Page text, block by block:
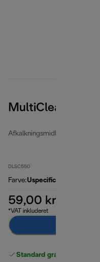
MultiClean
Afkalkningsmidler og vandfiltre
DLSC550
Farve:Uspecificeret
59,00 kr.
*VAT inkluderet
Standard gratis levering